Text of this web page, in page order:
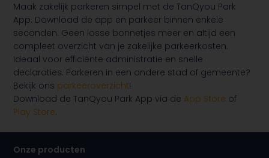
Maak zakelijk parkeren simpel met de TanQyou Park
App. Download de app en parkeer binnen enkele
seconden. Geen losse bonnetjes meer en altijd een
compleet overzicht van je zakelijke parkeerkosten.
Ideaal voor efficiënte administratie en snelle
declaraties. Parkeren in een andere stad of gemeente?
Bekijk ons parkeeroverzicht!
Download de TanQyou Park App via de App Store of
Play Store.
Onze producten